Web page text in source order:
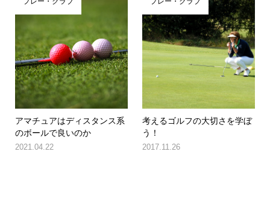
アマチュアはディスタンス系
のボールで良いのか
2021.04.22
考えるゴルフの大切さを学ぼ
う！
2017.11.26